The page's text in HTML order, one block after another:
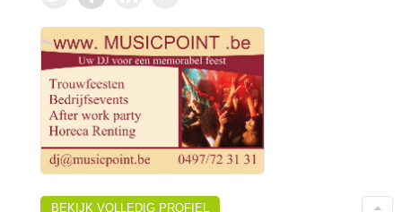
BEKIJK VOLLEDIG PROFIEL